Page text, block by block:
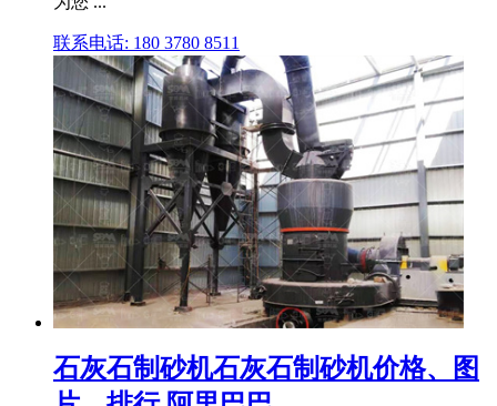
联系电话: 180 3780 8511
石灰石制砂机石灰石制砂机价格、图